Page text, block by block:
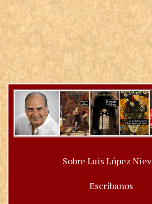
Sobre Luis López
Escríbanos